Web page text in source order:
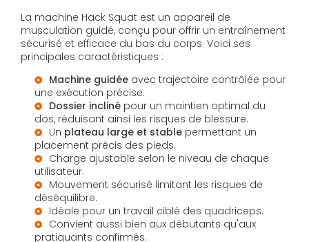
La machine Hack Squat est un appareil de
musculation guidé, conçu pour offrir un entraînement
sécurisé et efficace du bas du corps. Voici ses
principales caractéristiques :
Machine guidée avec trajectoire contrôlée pour
une exécution précise.
Dossier incliné pour un maintien optimal du
dos, réduisant ainsi les risques de blessure.
Un plateau large et stable permettant un
placement précis des pieds.
Charge ajustable selon le niveau de chaque
utilisateur.
Mouvement sécurisé limitant les risques de
déséquilibre.
Idéale pour un travail ciblé des quadriceps.
Convient aussi bien aux débutants qu'aux
pratiquants confirmés.